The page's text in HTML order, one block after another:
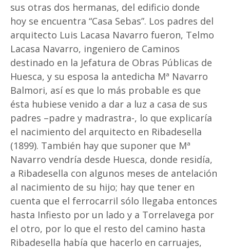
sus otras dos hermanas, del edificio donde
hoy se encuentra “Casa Sebas”. Los padres del
arquitecto Luis Lacasa Navarro fueron, Telmo
Lacasa Navarro, ingeniero de Caminos
destinado en la Jefatura de Obras Públicas de
Huesca, y su esposa la antedicha Mª Navarro
Balmori, así es que lo más probable es que
ésta hubiese venido a dar a luz a casa de sus
padres –padre y madrastra-, lo que explicaría
el nacimiento del arquitecto en Ribadesella
(1899). También hay que suponer que Mª
Navarro vendría desde Huesca, donde residía,
a Ribadesella con algunos meses de antelación
al nacimiento de su hijo; hay que tener en
cuenta que el ferrocarril sólo llegaba entonces
hasta Infiesto por un lado y a Torrelavega por
el otro, por lo que el resto del camino hasta
Ribadesella había que hacerlo en carruajes,